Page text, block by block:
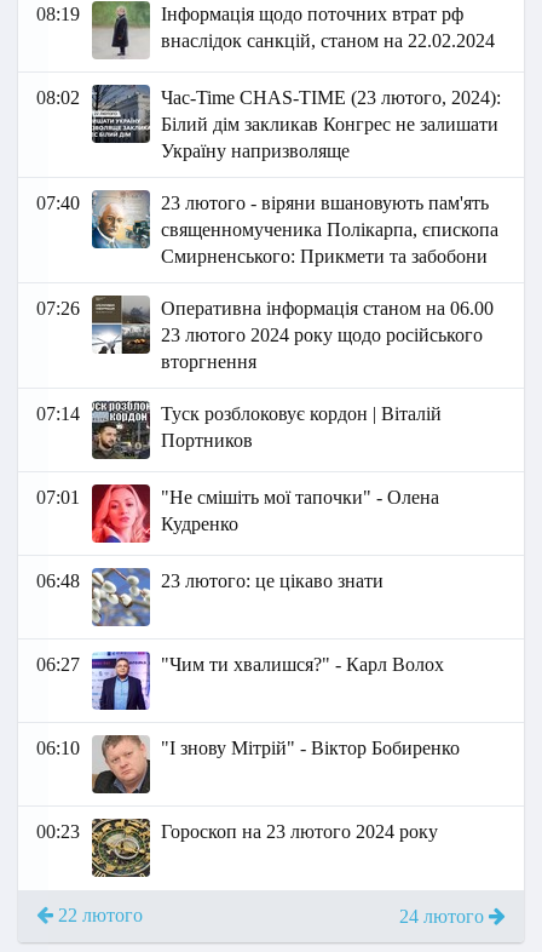
08:19
Інформація щодо поточних втрат рф
внаслідок санкцій, станом на 22.02.2024
08:02
Час-Time CHAS-TIME (23 лютого, 2024):
Білий дім закликав Конгрес не залишати
Україну напризволяще
07:40
23 лютого - віряни вшановують пам'ять
священномученика Полікарпа, єпископа
Смирненського: Прикмети та забобони
07:26
Оперативна інформація станом на 06.00
23 лютого 2024 року щодо російського
вторгнення
07:14
Туск розблоковує кордон | Віталій
Портников
07:01
"Не смішіть мої тапочки" - Олена
Кудренко
06:48 23 лютого: це цікаво знати
06:27 "Чим ти хвалишся?" - Карл Волох
06:10 "І знову Мітрій" - Віктор Бобиренко
00:23 Гороскоп на 23 лютого 2024 року
22 лютого 24 лютого